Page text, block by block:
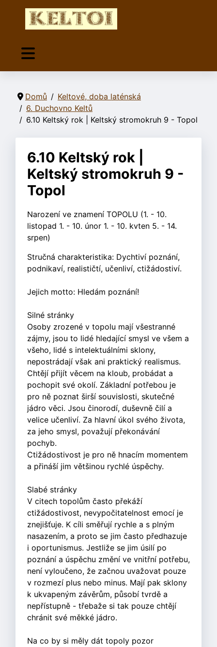
Domů
Keltové, doba laténská
6. Duchovno Keltů
6.10 Keltský rok | Keltský stromokruh 9 - Topol
6.10 Keltský rok |
Keltský stromokruh 9 -
Topol
Narození ve znamení TOPOLU (1. - 10.
listopad 1. - 10. únor 1. - 10. kvten 5. - 14.
srpen)
Stručná charakteristika: Dychtiví poznání,
podnikaví, realističtí, učenliví, ctižádostiví.
Jejich motto: Hledám poznání!
Silné stránky
Osoby zrozené v topolu mají všestranné
zájmy, jsou to lidé hledající smysl ve všem a
všeho, lidé s intelektuálními sklony,
nepostrádají však ani praktický realismus.
Chtějí přijít věcem na kloub, probádat a
pochopit své okolí. Základní potřebou je
pro ně poznat širší souvislosti, skutečné
jádro věci. Jsou činorodí, duševně čilí a
velice učenliví. Za hlavní úkol svého života,
za jeho smysl, považují překonávání
pochyb.
Ctižádostivost je pro ně hnacím momentem
a přináší jim většinou rychlé úspěchy.
Slabé stránky
V citech topolům často překáží
ctižádostivost, nevypočitatelnost emocí je
znejišťuje. K cíli směřují rychle a s plným
nasazením, a proto se jim často předhazuje
i oportunismus. Jestliže se jim úsilí po
poznání a úspěchu změní ve vnitřní potřebu,
není vyloučeno, že začnou uvažovat pouze
v rozmezí plus nebo minus. Mají pak sklony
k ukvapeným závěrům, působí tvrdě a
nepřístupně - třebaže si tak pouze chtějí
chránit své měkké jádro.
Na co by si měly dát topoly pozor